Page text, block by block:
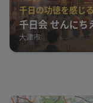
千日の功徳を感じる
千日会 せんにち
大津市